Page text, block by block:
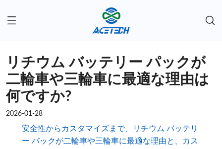
リチウム バッテリー パックが
二輪車や三輪車に最適な理由は
何ですか?
2026-01-28
安全性からカスタマイズまで、リチウム バッテリ
ー パックが二輪車や三輪車に最適な理由と、カス